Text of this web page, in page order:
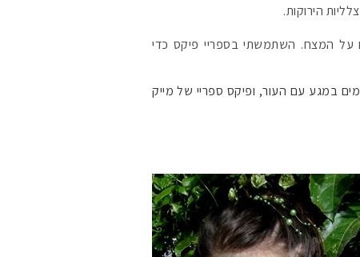
הירוקות.
על המצח. השתמשתי בספריי פיקס כדי
במגע עם העור, ופיקס ספריי של מייק